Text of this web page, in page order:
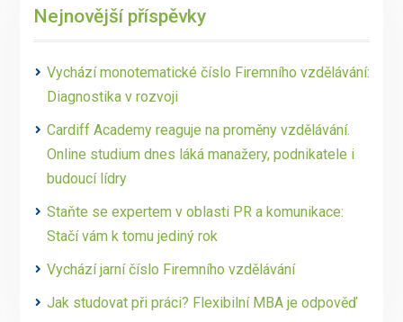
Nejnovější příspěvky
Vychází monotematické číslo Firemního vzdělávání:
Diagnostika v rozvoji
Cardiff Academy reaguje na proměny vzdělávání.
Online studium dnes láká manažery, podnikatele i
budoucí lídry
Staňte se expertem v oblasti PR a komunikace:
Stačí vám k tomu jediný rok
Vychází jarní číslo Firemního vzdělávání
Jak studovat při práci? Flexibilní MBA je odpověď